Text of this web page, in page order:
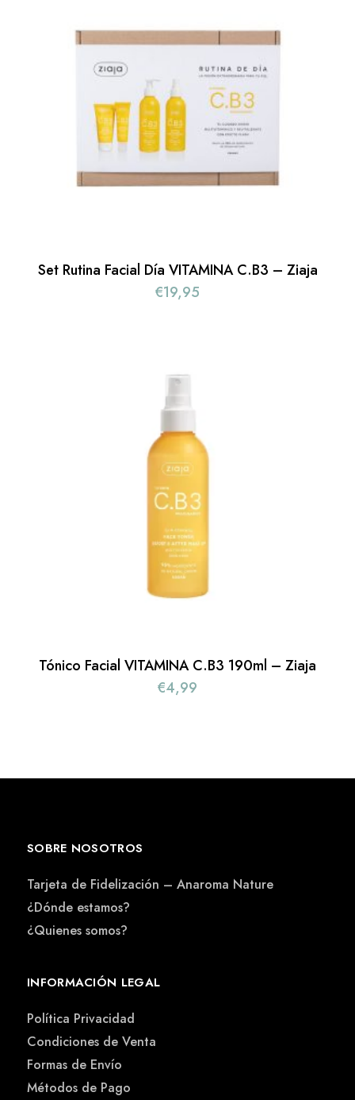
Set Rutina Facial Día VITAMINA C.B3 – Ziaja
€19,95
Tónico Facial VITAMINA C.B3 190ml – Ziaja
€4,99
SOBRE NOSOTROS
Tarjeta de Fidelización – Anaroma Nature
¿Dónde estamos?
¿Quienes somos?
INFORMACIÓN LEGAL
Política Privacidad
Condiciones de Venta
Formas de Envío
Métodos de Pago